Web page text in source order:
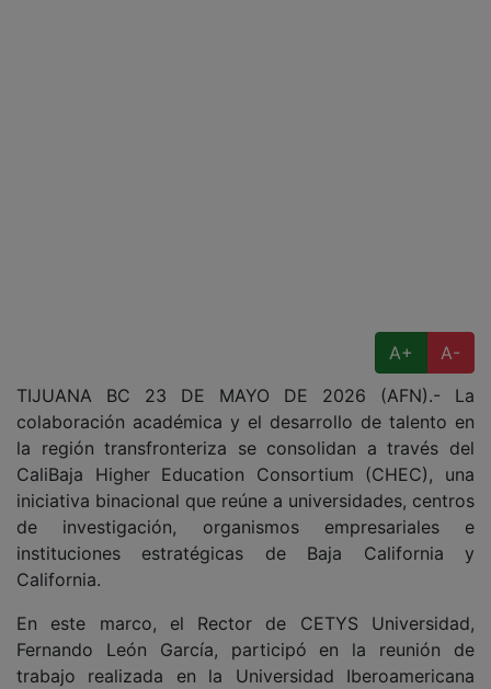
A+
A-
TIJUANA BC 23 DE MAYO DE 2026 (AFN).- La
colaboración académica y el desarrollo de talento en
la región transfronteriza se consolidan a través del
CaliBaja Higher Education Consortium (CHEC), una
iniciativa binacional que reúne a universidades, centros
de investigación, organismos empresariales e
instituciones estratégicas de Baja California y
California.
En este marco, el Rector de CETYS Universidad,
Fernando León García, participó en la reunión de
trabajo realizada en la Universidad Iberoamericana